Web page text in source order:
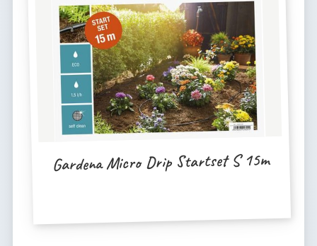
Gardena Micro Drip Startset S 15m